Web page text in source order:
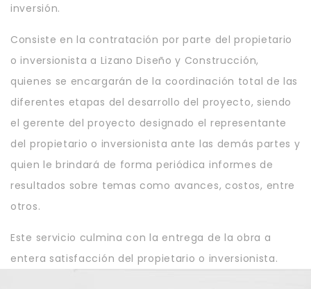
inversión.
Consiste en la contratación por parte del propietario
o inversionista a Lizano Diseño y Construcción,
quienes se encargarán de la coordinación total de las
diferentes etapas del desarrollo del proyecto, siendo
el gerente del proyecto designado el representante
del propietario o inversionista ante las demás partes y
quien le brindará de forma periódica informes de
resultados sobre temas como avances, costos, entre
otros.
Este servicio culmina con la entrega de la obra a
entera satisfacción del propietario o inversionista.